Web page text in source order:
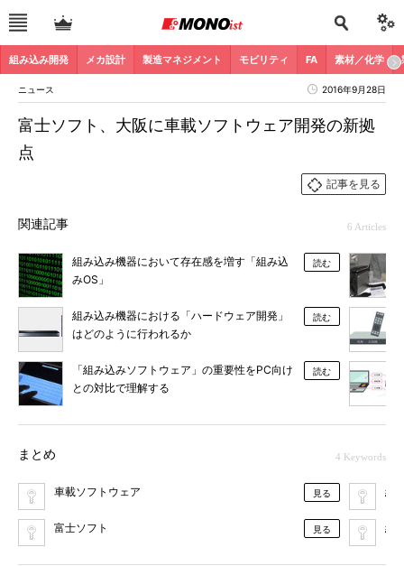
組み込み開発 メカ設計 製造マネジメント モビリティ FA 素材／化学
ニュース 2016年9月28日
富士ソフト、大阪に車載ソフトウェア開発の新拠
点
記事を見る
関連記事 6 Articles
組み込み機器において存在感を増す「組み込
みOS」
読む
組み込み機器における「ハードウェア開発」
はどのように行われるか
読む
「組み込みソフトウェア」の重要性をPC向け
との対比で理解する
読む
まとめ 4 Keywords
車載ソフトウェア 見る
富士ソフト 見る
組
組